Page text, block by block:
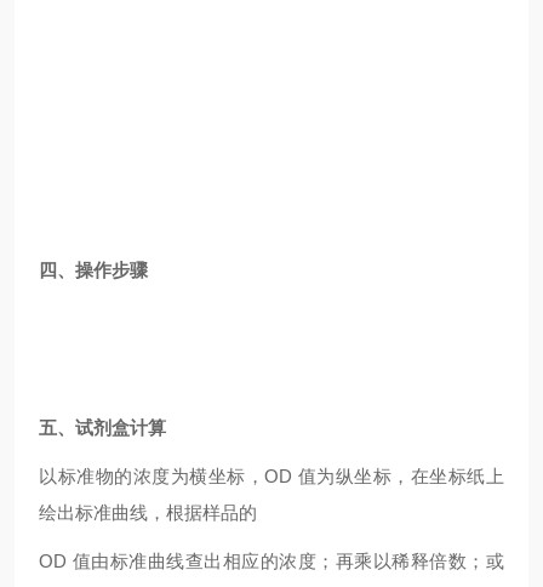
四、操作步骤
五、试剂盒计算
以标准物的浓度为横坐标，OD 值为纵坐标，在坐标纸上
绘出标准曲线，根据样品的
OD 值由标准曲线查出相应的浓度；再乘以稀释倍数；或